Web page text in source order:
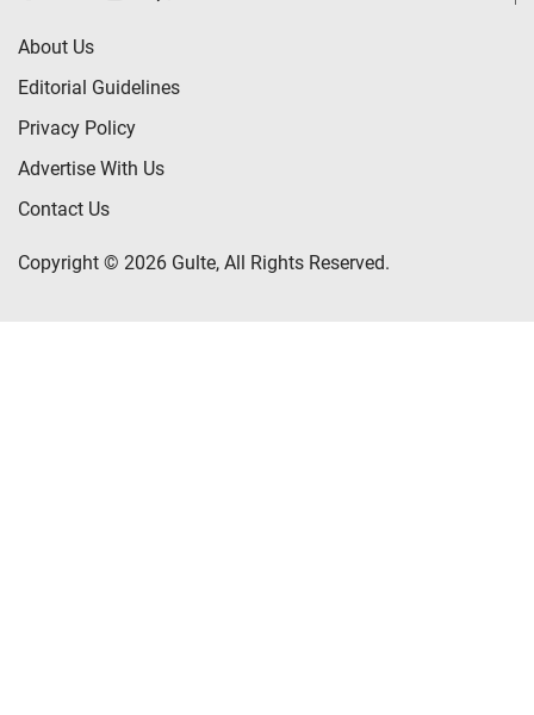
About Us
Editorial Guidelines
Privacy Policy
Advertise With Us
Contact Us
Copyright © 2026 Gulte, All Rights Reserved.